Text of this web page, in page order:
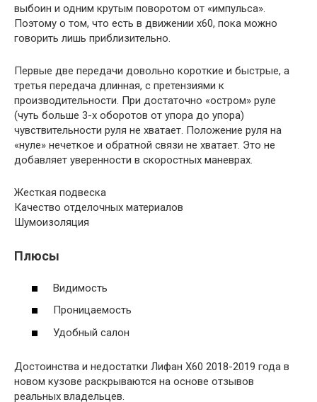
выбоин и одним крутым поворотом от «импульса».
Поэтому о том, что есть в движении х60, пока можно
говорить лишь приблизительно.
Первые две передачи довольно короткие и быстрые, а
третья передача длинная, с претензиями к
производительности. При достаточно «остром» руле
(чуть больше 3-х оборотов от упора до упора)
чувствительности руля не хватает. Положение руля на
«нуле» нечеткое и обратной связи не хватает. Это не
добавляет уверенности в скоростных маневрах.
Жесткая подвеска
Качество отделочных материалов
Шумоизоляция
Плюсы
Видимость
Проницаемость
Удобный салон
Достоинства и недостатки Лифан Х60 2018-2019 года в
новом кузове раскрываются на основе отзывов
реальных владельцев.